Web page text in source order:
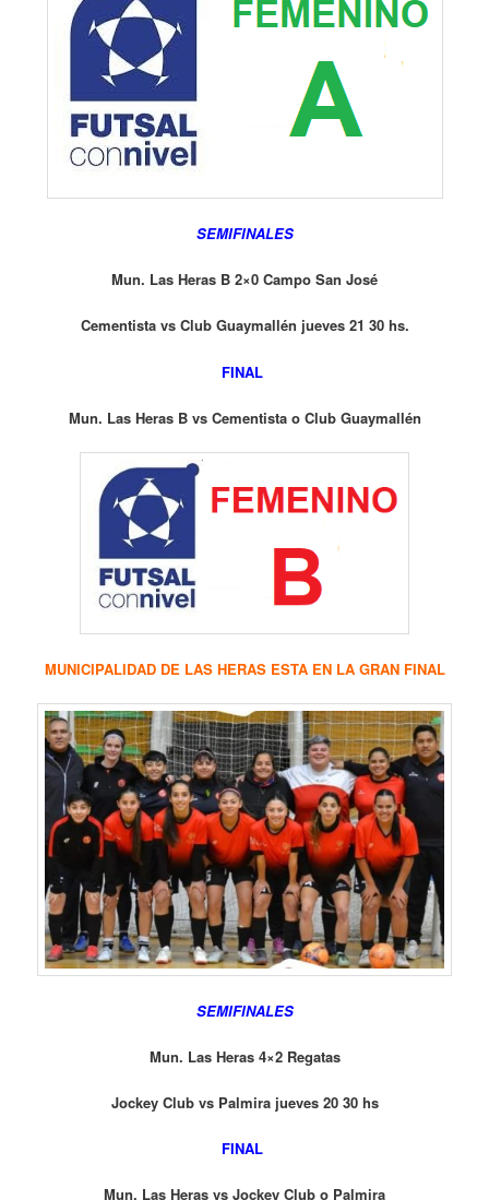
SEMIFINALES
Mun. Las Heras B 2×0 Campo San José
Cementista vs Club Guaymallén jueves 21 30 hs.
FINAL
Mun. Las Heras B vs Cementista o Club Guaymallén
MUNICIPALIDAD DE LAS HERAS ESTA EN LA GRAN FINAL
SEMIFINALES
Mun. Las Heras 4×2 Regatas
Jockey Club vs Palmira jueves 20 30 hs
FINAL
Mun. Las Heras vs Jockey Club o Palmira